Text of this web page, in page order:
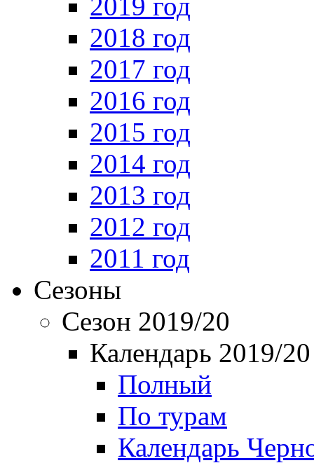
2018 год
2017 год
2016 год
2015 год
2014 год
2013 год
2012 год
2011 год
Сезоны
Сезон 2019/20
Календарь 2019/20
Полный
По турам
Календарь